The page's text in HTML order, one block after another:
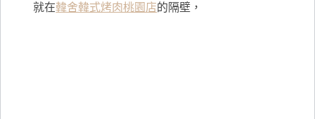
就在韓舍韓式烤肉桃園店的隔壁，